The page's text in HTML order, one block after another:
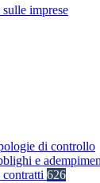
imprese
di controllo
e
626